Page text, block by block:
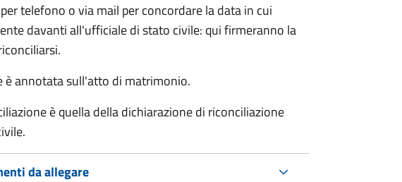
telefono o via mail per concordare la data in cui
davanti all'ufficiale di stato civile: qui firmeranno la
è annotata sull'atto di matrimonio.
è quella della dichiarazione di riconciliazione
da allegare